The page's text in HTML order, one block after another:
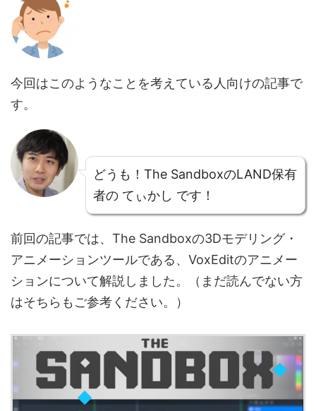
今回はこのようなことを考えている人向けの記事で
す。
どうも！The SandboxのLAND保有
者の てぃかし です！
前回の記事では、The Sandboxの3Dモデリング・
アニメーションツールである、VoxEditのアニメー
ションについて解説しました。（まだ読んでない方
はそちらもご参考ください。）